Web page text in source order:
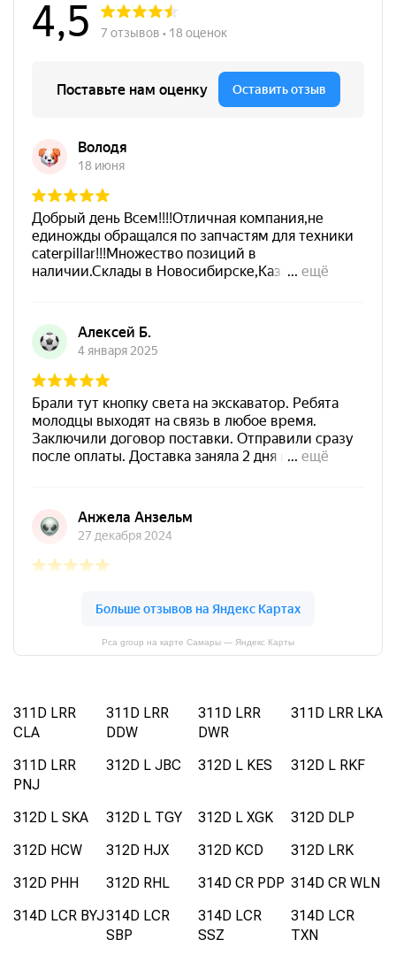
Pca group на карте Самары — Яндекс Карты
311D LRR
CLA
311D LRR
DDW
311D LRR
DWR
311D LRR LKA
311D LRR
PNJ
312D L JBC 312D L KES 312D L RKF
312D L SKA 312D L TGY 312D L XGK
312D DLP
312D HCW
312D HJX 312D KCD
312D LRK
312D PHH
312D RHL 314D CR PDP 314D CR WLN
314D LCR BYJ314D LCR
SBP
314D LCR
SSZ
314D LCR
TXN